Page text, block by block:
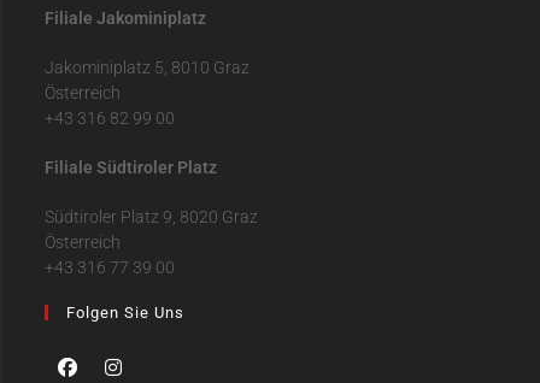
Filiale Jakominiplatz
Jakominiplatz 5, 8010 Graz
Österreich
+43 316 82 99 00
Filiale Südtiroler Platz
Südtiroler Platz 9, 8020 Graz
Österreich
+43 316 77 39 00
Folgen Sie Uns